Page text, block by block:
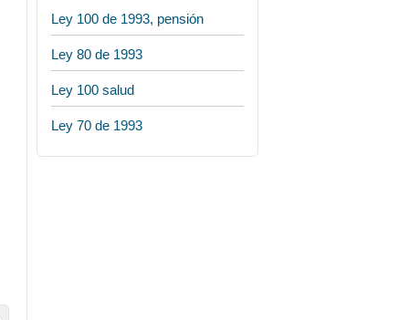
Ley 100 de 1993, pensión
Ley 80 de 1993
Ley 100 salud
Ley 70 de 1993